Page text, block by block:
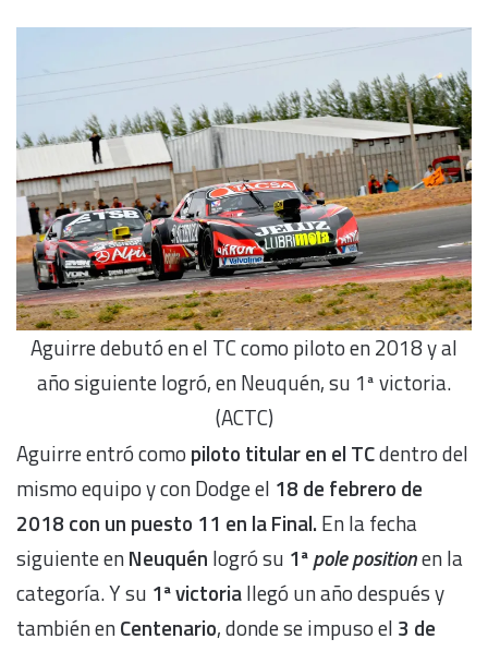
Aguirre debutó en el TC como piloto en 2018 y al
año siguiente logró, en Neuquén, su 1ª victoria.
(ACTC)
Aguirre entró como piloto titular en el TCdentro del
mismo equipo y con Dodge el 18 de febrero de
2018 con un puesto 11 en la Final. En la fecha
siguiente enNeuquén logró su 1ªpole positionen la
categoría. Y su 1ª victoriallegó un año después y
también enCentenario, donde se impuso el 3 de